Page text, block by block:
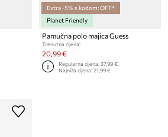
Extra -5% s kodom: OFF*
Planet Friendly
Pamučna polo majica Guess
Trenutna cijena:
20,99 €
Regularna cijena:37,99 €
Najniža cijena:21,99 €